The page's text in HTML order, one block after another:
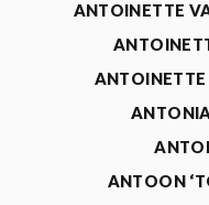
ANTOINETTE
ANTOINETTE
ANTOON